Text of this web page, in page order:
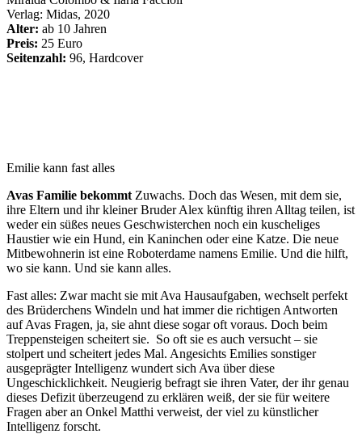
Verlag: Midas, 2020
Alter: ab 10 Jahren
Preis: 25 Euro
Seitenzahl: 96, Hardcover
Emilie kann fast alles
Avas Familie bekommt Zuwachs. Doch das Wesen, mit dem sie,
ihre Eltern und ihr kleiner Bruder Alex künftig ihren Alltag teilen, ist
weder ein süßes neues Geschwisterchen noch ein kuscheliges
Haustier wie ein Hund, ein Kaninchen oder eine Katze. Die neue
Mitbewohnerin ist eine Roboterdame namens Emilie. Und die hilft,
wo sie kann. Und sie kann alles.
Fast alles: Zwar macht sie mit Ava Hausaufgaben, wechselt perfekt
des Brüderchens Windeln und hat immer die richtigen Antworten
auf Avas Fragen, ja, sie ahnt diese sogar oft voraus. Doch beim
Treppensteigen scheitert sie. So oft sie es auch versucht – sie
stolpert und scheitert jedes Mal. Angesichts Emilies sonstiger
ausgeprägter Intelligenz wundert sich Ava über diese
Ungeschicklichkeit. Neugierig befragt sie ihren Vater, der ihr genau
dieses Defizit überzeugend zu erklären weiß, der sie für weitere
Fragen aber an Onkel Matthi verweist, der viel zu künstlicher
Intelligenz forscht.